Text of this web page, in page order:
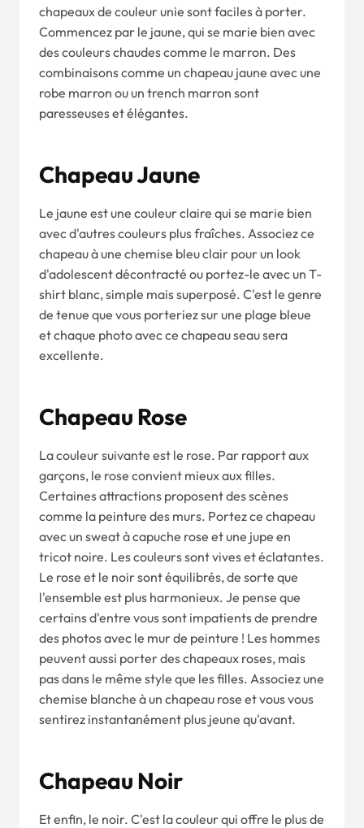
chapeaux de couleur unie sont faciles à porter.
Commencez par le jaune, qui se marie bien avec
des couleurs chaudes comme le marron. Des
combinaisons comme un chapeau jaune avec une
robe marron ou un trench marron sont
paresseuses et élégantes.
Chapeau Jaune
Le jaune est une couleur claire qui se marie bien
avec d'autres couleurs plus fraîches. Associez ce
chapeau à une chemise bleu clair pour un look
d'adolescent décontracté ou portez-le avec un T-
shirt blanc, simple mais superposé. C'est le genre
de tenue que vous porteriez sur une plage bleue
et chaque photo avec ce chapeau seau sera
excellente.
Chapeau Rose
La couleur suivante est le rose. Par rapport aux
garçons, le rose convient mieux aux filles.
Certaines attractions proposent des scènes
comme la peinture des murs. Portez ce chapeau
avec un sweat à capuche rose et une jupe en
tricot noire. Les couleurs sont vives et éclatantes.
Le rose et le noir sont équilibrés, de sorte que
l'ensemble est plus harmonieux. Je pense que
certains d'entre vous sont impatients de prendre
des photos avec le mur de peinture ! Les hommes
peuvent aussi porter des chapeaux roses, mais
pas dans le même style que les filles. Associez une
chemise blanche à un chapeau rose et vous vous
sentirez instantanément plus jeune qu'avant.
Chapeau Noir
Et enfin, le noir. C'est la couleur qui offre le plus de